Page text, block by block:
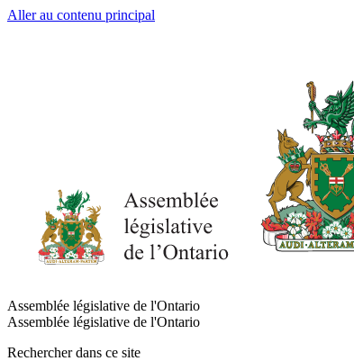
Aller au contenu principal
Assemblée législative de l'Ontario
Assemblée législative de l'Ontario
Rechercher dans ce site